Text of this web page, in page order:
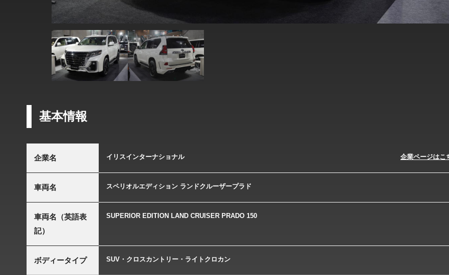
基本情報
企業名 イリスインターナショナル 企業ページはこ
車両名 スペリオルエディション ランドクルーザープラド
車両名（英語表
記）
SUPERIOR EDITION LAND CRUISER PRADO 150
ボディータイプ SUV・クロスカントリー・ライトクロカン